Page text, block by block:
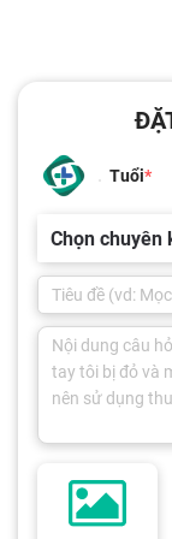
Tuổi
Chọn chuyên